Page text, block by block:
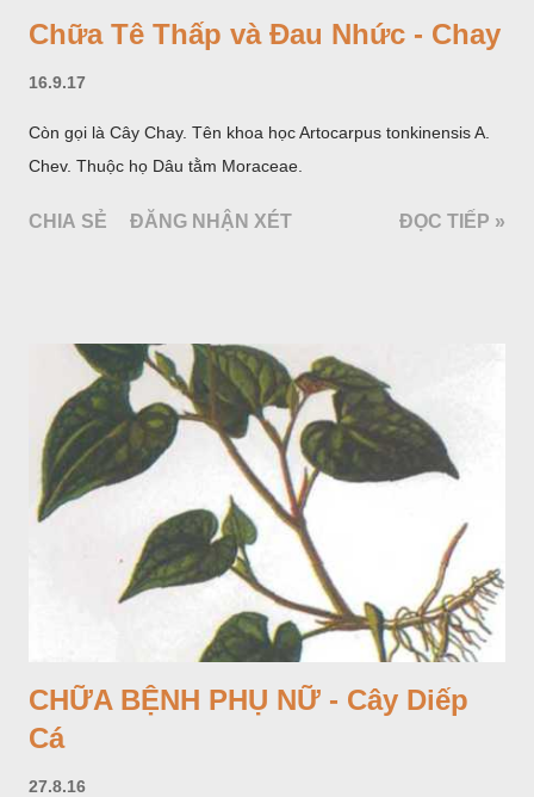
Chữa Tê Thấp và Đau Nhức - Chay
16.9.17
Còn gọi là Cây Chay. Tên khoa học Artocarpus tonkinensis A.
Chev. Thuộc họ Dâu tằm Moraceae.
CHIA SẺ ĐĂNG NHẬN XÉT ĐỌC TIẾP »
CHỮA BỆNH PHỤ NỮ - Cây Diếp
Cá
27.8.16